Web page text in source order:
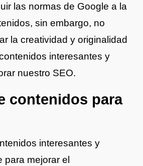
las normas de Google a la
sin embargo, no
la creatividad y originalidad
interesantes y
nuestro SEO.
contenidos para
interesantes y
mejorar el